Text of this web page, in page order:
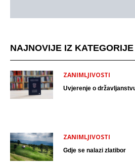
NAJNOVIJE IZ KATEGORIJE
ZANIMLJIVOSTI
Uvjerenje o
ZANIMLJIVOSTI
Gdje se nalazi zlatibor